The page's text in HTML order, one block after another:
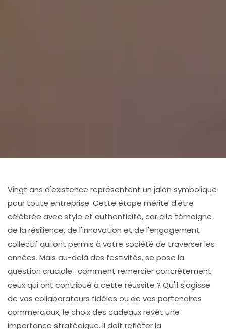
Vingt ans d'existence représentent un jalon symbolique
pour toute entreprise. Cette étape mérite d'être
célébrée avec style et authenticité, car elle témoigne
de la résilience, de l'innovation et de l'engagement
collectif qui ont permis à votre société de traverser les
années. Mais au-delà des festivités, se pose la
question cruciale : comment remercier concrètement
ceux qui ont contribué à cette réussite ? Qu'il s'agisse
de vos collaborateurs fidèles ou de vos partenaires
commerciaux, le choix des cadeaux revêt une
importance stratégique. Il doit refléter la